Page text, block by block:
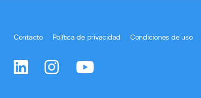
Contacto Política de privacidad Condiciones de uso